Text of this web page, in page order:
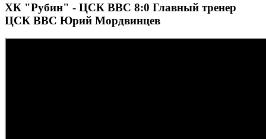
ХК "Рубин" - ЦСК ВВС 8:0 Главный тренер
ЦСК ВВС Юрий Мордвинцев